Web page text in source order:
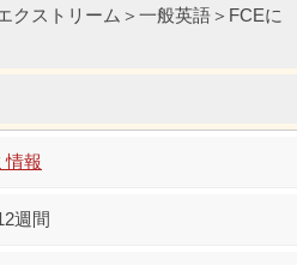
クストリーム＞一般英語＞FCEに
情報
週間